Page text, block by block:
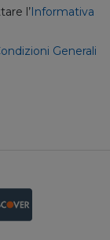
l’Informativa
Generali